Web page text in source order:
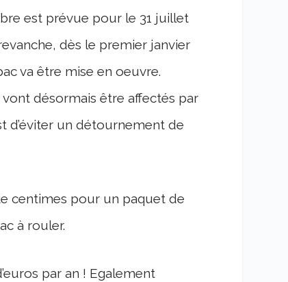
est prévue pour le 31 juillet
dès le premier janvier
va être mise en oeuvre.
désormais être affectés par
d’éviter un détournement de
centimes pour un paquet de
à rouler.
par an ! Egalement